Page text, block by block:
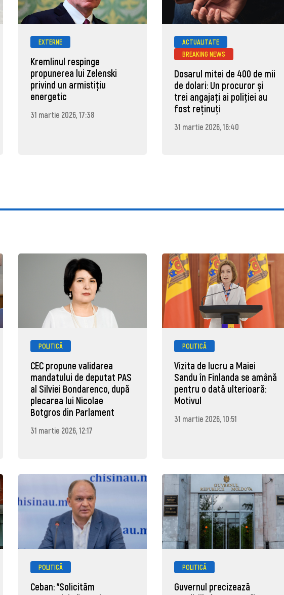
EXTERNE
Kremlinul respinge
propunerea lui Zelenski
privind un armistițiu
energetic
31 martie 2026, 17:38
ACTUALITATE
BREAKING NEWS
Dosarul mitei de 400 de mii
de dolari: Un procuror și
trei angajați ai poliției au
fost reținuți
31 martie 2026, 16:40
POLITICĂ
CEC propune validarea
mandatului de deputat PAS
al Silviei Bondarenco, după
plecarea lui Nicolae
Botgros din Parlament
31 martie 2026, 12:17
POLITICĂ
Vizita de lucru a Maiei
Sandu în Finlanda se amână
pentru o dată ulterioară:
Motivul
31 martie 2026, 10:51
POLITICĂ
Ceban: "Solicităm
POLITICĂ
Guvernul precizează